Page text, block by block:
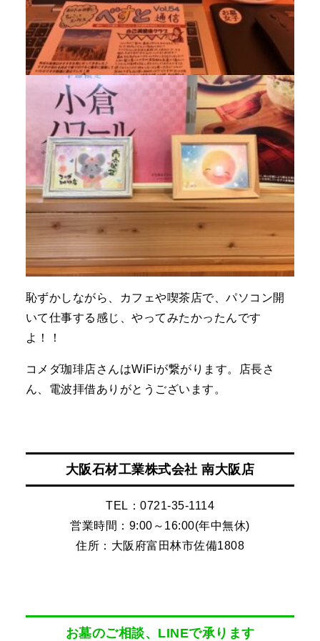
恥ずかしながら、カフェや喫茶店で、パソコン開
いて仕事する感じ、やってみたかったんです
よ！！
コメダ珈琲店さんはWiFiが繋がります。店長さ
ん、電波拝借ありがとうございます。
大阪石材工業株式会社 南大阪店
TEL：0721-35-1114
営業時間：9:00～16:00(年中無休)
住所：大阪府富田林市佐備1808
お墓のご相談、LINEで承ります